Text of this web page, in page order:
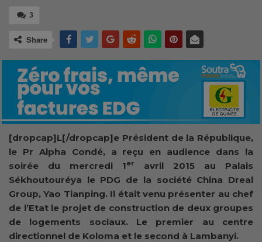
3
Share
[dropcap]L[/dropcap]e Président de la République,
le Pr Alpha Condé, a reçu en audience dans la
soirée du mercredi 1er
avril 2015 au Palais
Sékhoutouréya le PDG de la société China Dreal
Group, Yao Tianping. Il était venu présenter au chef
de l’Etat le projet de construction de deux groupes
de logements sociaux. Le premier au centre
directionnel de Koloma et le second à Lambanyi.